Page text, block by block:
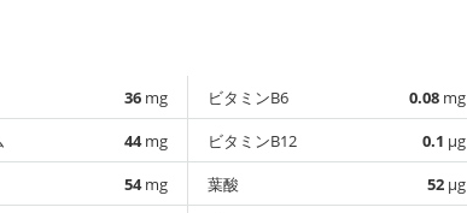
36 mg
44mg
54mg
ビタミンB6 0.08 mg
ビタミンB12
0.1 µg
葉酸
52 µg